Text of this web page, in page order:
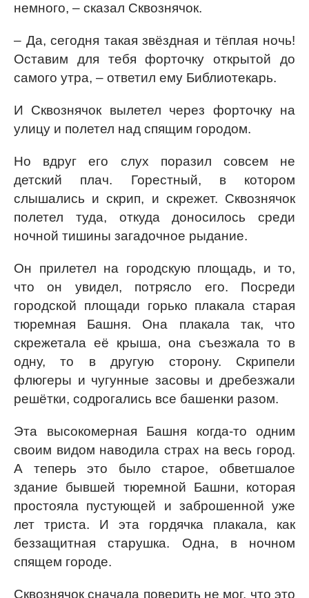
немного, – сказал Сквознячок.
– Да, сегодня такая звёздная и тёплая ночь!
Оставим для тебя форточку открытой до
самого утра, – ответил ему Библиотекарь.
И Сквознячок вылетел через форточку на
улицу и полетел над спящим городом.
Но вдруг его слух поразил совсем не
детский плач. Горестный, в котором
слышались и скрип, и скрежет. Сквознячок
полетел туда, откуда доносилось среди
ночной тишины загадочное рыдание.
Он прилетел на городскую площадь, и то,
что он увидел, потрясло его. Посреди
городской площади горько плакала старая
тюремная Башня. Она плакала так, что
скрежетала её крыша, она съезжала то в
одну, то в другую сторону. Скрипели
флюгеры и чугунные засовы и дребезжали
решётки, содрогались все башенки разом.
Эта высокомерная Башня когда-то одним
своим видом наводила страх на весь город.
А теперь это было старое, обветшалое
здание бывшей тюремной Башни, которая
простояла пустующей и заброшенной уже
лет триста. И эта гордячка плакала, как
беззащитная старушка. Одна, в ночном
спящем городе.
Сквознячок сначала поверить не мог, что это